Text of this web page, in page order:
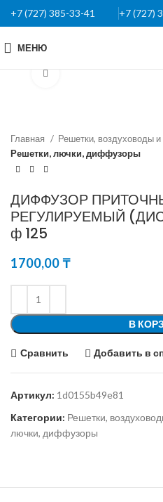
+7 (727) 385-33-41 +7 (727)
МЕНЮ
Главная
Решетки, воздуховоды
Решетки, лючки, диффузоры
ДИФФУЗОР
РЕГУЛИРУЕМЫЙ
ф 125
1700,00₸
В
Сравнить Добавить в
Артикул: 1d0155b49e81
Категории: Решетки,
лючки, диффузоры